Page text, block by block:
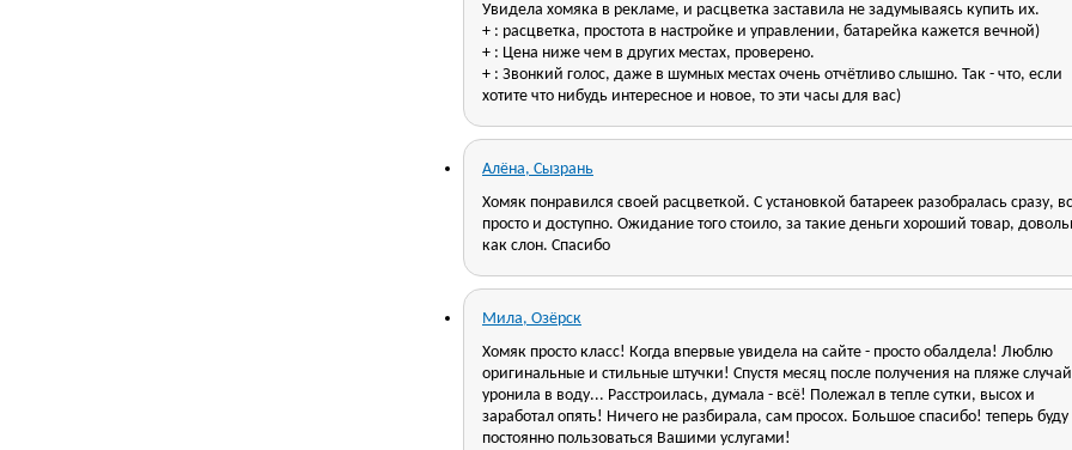
Увидела хомяка в рекламе, и расцветка заставила не задумываясь купить их.
+ : расцветка, простота в настройке и управлении, батарейка кажется вечной)
+ : Цена ниже чем в других местах, проверено.
+ : Звонкий голос, даже в шумных местах очень отчётливо слышно. Так - что, если
хотите что нибудь интересное и новое, то эти часы для вас)
Алёна, Сызрань
Хомяк понравился своей расцветкой. С установкой батареек разобралась сразу,
просто и доступно. Ожидание того стоило, за такие деньги хороший товар,
как слон. Спасибо
Мила, Озёрск
Хомяк просто класс! Когда впервые увидела на сайте - просто обалдела! Люблю
оригинальные и стильные штучки! Спустя месяц после получения на пляже
уронила в воду... Расстроилась, думала - всё! Полежал в тепле сутки, высох и
заработал опять! Ничего не разбирала, сам просох. Большое спасибо! теперь буду
постоянно пользоваться Вашими услугами!